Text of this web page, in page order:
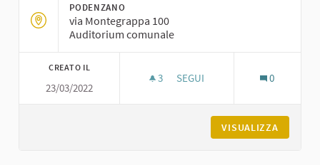
PODENZANO
via Montegrappa 100
Auditorium comunale
CREATO IL
23/03/2022
3 3 SOSTENITORI
SEGUI 0
VISUALIZZA